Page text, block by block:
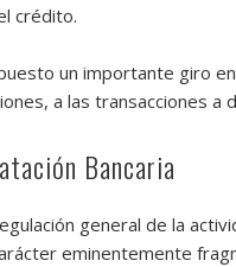
crédito.
un importante giro
a las transacciones a
Bancaria
general de la
eminentemente